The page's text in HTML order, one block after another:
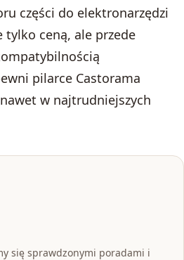
części do elektronarzędzi
ceną, ale przede
pilarce Castorama
w najtrudniejszych
się sprawdzonymi poradami i